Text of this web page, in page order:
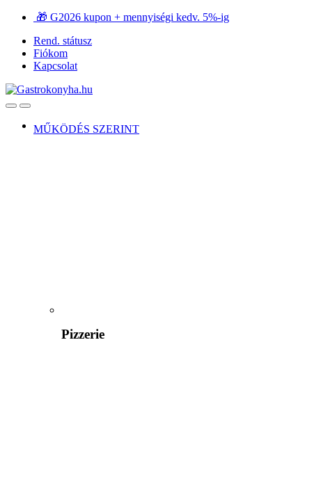
Ugrás
navigációhoz
Ugrás
tartalomra
🎁 G2026 kupon + mennyiségi kedv. 5%-ig
Rend. státusz
Fiókom
Kapcsolat
OpenClose
MŰKÖDÉS SZERINT
Pizzerie